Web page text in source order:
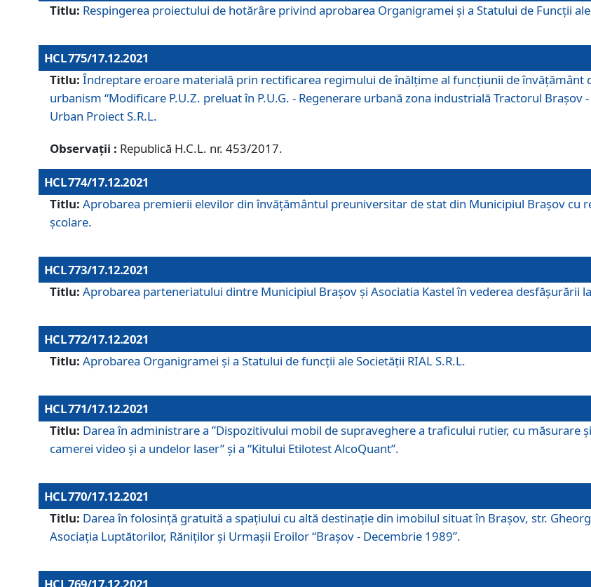
Titlu: Respingerea proiectului de hotărâre privind aprobarea Organigramei şi a Statului de Funcţii
HCL 775/17.12.2021
Titlu: Îndreptare eroare materială prin rectificarea regimului de înălţime al funcţiunii de învăţământ
urbanism “Modificare P.U.Z. preluat în P.U.G. - Regenerare urbană zona industrială Tractorul Braşov
Urban Proiect S.R.L.
Observații : Republică H.C.L. nr. 453/2017.
HCL 774/17.12.2021
Titlu: Aprobarea premierii elevilor din învățământul preuniversitar de stat din Municipiul Brașov cu
școlare.
HCL 773/17.12.2021
Titlu: Aprobarea parteneriatului dintre Municipiul Brașov și Asociatia Kastel în vederea desfăşurării
HCL 772/17.12.2021
Titlu: Aprobarea Organigramei şi a Statului de funcţii ale Societăţii RIAL S.R.L.
HCL 771/17.12.2021
Titlu: Darea în administrare a ”Dispozitivului mobil de supraveghere a traficului rutier, cu măsurare
camerei video și a undelor laser” și a “Kitului Etilotest AlcoQuant”.
HCL 770/17.12.2021
Titlu: Darea în folosinţă gratuită a spaţiului cu altă destinaţie din imobilul situat în Braşov, str.
Asociaţia Luptătorilor, Răniţilor şi Urmaşii Eroilor “Braşov - Decembrie 1989”.